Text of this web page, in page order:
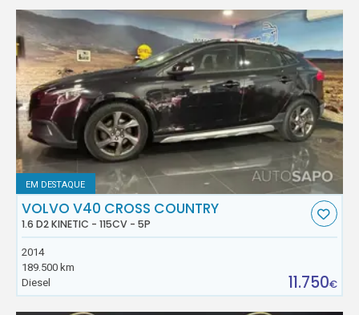
EM DESTAQUE
VOLVO V40 CROSS COUNTRY
1.6 D2 KINETIC - 115CV - 5P
2014
189.500 km
Diesel
11.750€